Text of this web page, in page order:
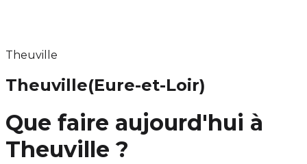
Theuville
Theuville(Eure-et-Loir)
Que faire aujourd'hui à
Theuville ?